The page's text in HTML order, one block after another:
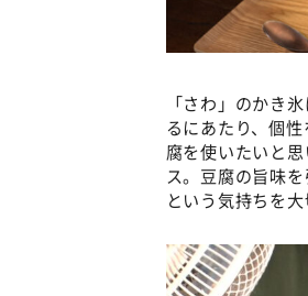
「さわ」のかき
るにあたり、個
腐を使いたいと
ス。豆腐の旨味
という気持ちを